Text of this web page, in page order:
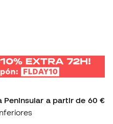
Peninsular a partir de 60 €